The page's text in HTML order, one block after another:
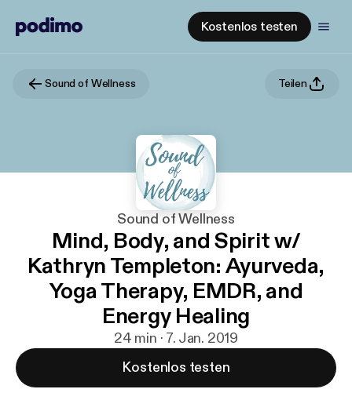
Kostenlos testen
Sound of Wellness Teilen
Sound of Wellness
Mind, Body, and Spirit w/
Kathryn Templeton: Ayurveda,
Yoga Therapy, EMDR, and
Energy Healing
24 min · 7. Jan. 2019
Kostenlos testen